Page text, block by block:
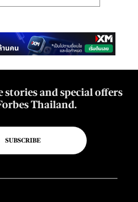
stories and special offers
Thailand.
SUBSCRIBE